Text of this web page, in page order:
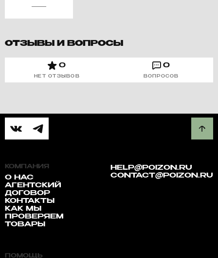
ОТЗЫВЫ И ВОПРОСЫ
0
НЕТ ОТЗЫВОВ
0
ВОПРОСОВ
КОМПАНИЯ
О НАС
АГЕНТСКИЙ
ДОГОВОР
КОНТАКТЫ
КАК МЫ
ПРОВЕРЯЕМ
ТОВАРЫ
HELP@POIZON.RU
CONTACT@POIZON.RU
ПОМОЩЬ